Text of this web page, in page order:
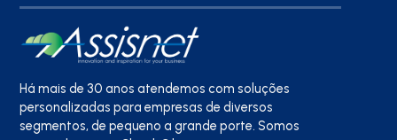
Há mais de 30 anos atendemos com soluções
personalizadas para empresas de diversos
segmentos, de pequeno a grande porte. Somos